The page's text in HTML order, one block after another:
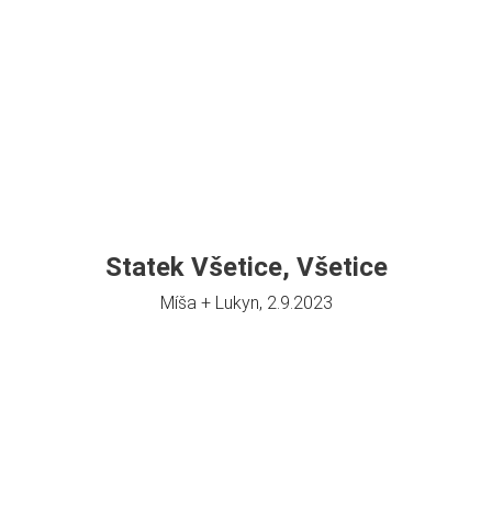
Statek Všetice, Všetice
Míša + Lukyn, 2.9.2023